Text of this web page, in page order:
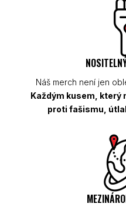
Náš merch není jen
Každým kusem, který
proti fašismu,